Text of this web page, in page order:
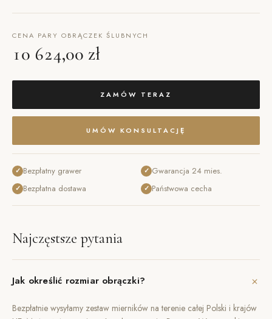
CENA PARY OBRĄCZEK ŚLUBNYCH
10 624,00 zł
ZAMÓW TERAZ
UMÓW KONSULTACJĘ
✓ Bezpłatny grawer
✓ Bezpłatna dostawa
✓ Gwarancja 24 mies.
✓ Państwowa cecha
Najczęstsze pytania
Jak określić rozmiar obrączki? +
Bezpłatnie wysyłamy zestaw mierników na terenie całej Polski i krajów